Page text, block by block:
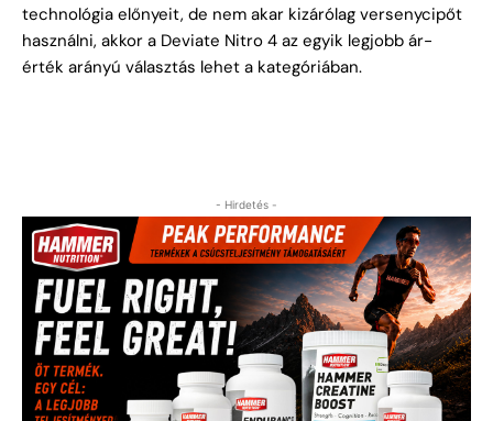
technológia előnyeit, de nem akar kizárólag versenycipőt
használni, akkor a Deviate Nitro 4 az egyik legjobb ár-
érték arányú választás lehet a kategóriában.
- Hirdetés -